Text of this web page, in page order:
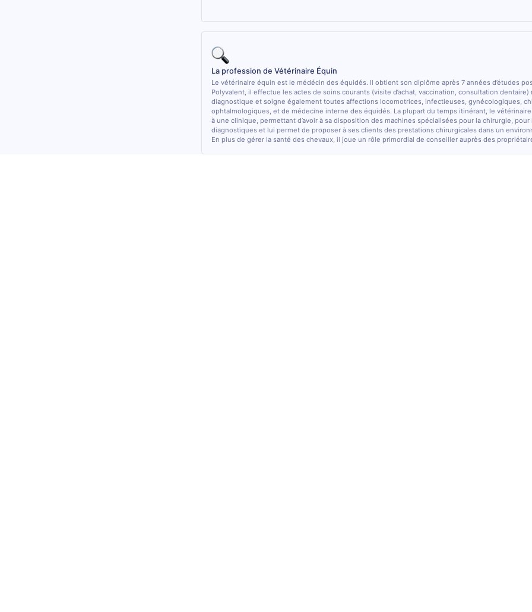
La profession de Vétérinaire Équin
Le vétérinaire équin est le médécin des équidés. Il obtient son diplôme après 7 années d’études
Polyvalent, il effectue les actes de soins courants (visite d’achat, vaccination, consultation dentaire)
diagnostique et soigne également toutes affections locomotrices, infectieuses, gynécologiques,
ophtalmologiques, et de médecine interne des équidés. La plupart du temps itinérant, le
à une clinique, permettant d’avoir à sa disposition des machines spécialisées pour la chirurgie,
diagnostiques et lui permet de proposer à ses clients des prestations chirurgicales dans un
En plus de gérer la santé des chevaux, il joue un rôle primordial de conseiller auprès des